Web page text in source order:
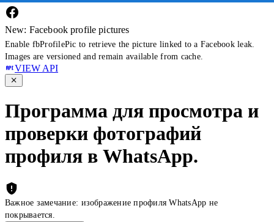
New: Facebook profile pictures
Enable fbProfilePic to retrieve the picture linked to a Facebook leak.
Images are versioned and remain available from cache.
VIEW API
Программа для просмотра и
проверки фотографий
профиля в WhatsApp.
Важное замечание: изображение профиля WhatsApp не
покрывается.